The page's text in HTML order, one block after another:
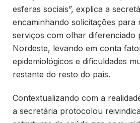
esferas sociais”, explica a
encaminhando solicitações para
serviços com olhar diferenciado
Nordeste, levando em conta
epidemiológicos e dificuldades
restante do resto do país.
Contextualizando com a
a secretária protocolou